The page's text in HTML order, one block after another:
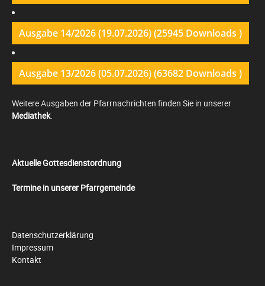
Ausgabe 14/2026 (19.07.2026) (25945 Downloads )
Ausgabe 13/2026 (05.07.2026) (63682 Downloads )
Weitere Ausgaben der Pfarrnachrichten finden Sie in unserer
Mediathek.
Aktuelle Gottesdienstordnung
Termine in unserer Pfarrgemeinde
Datenschutzerklärung
Impressum
Kontakt